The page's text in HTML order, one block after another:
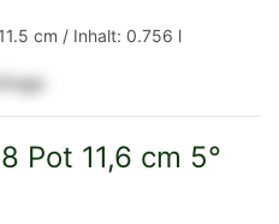
cm / Inhalt: 0.756 l
Pot 11,6 cm 5°